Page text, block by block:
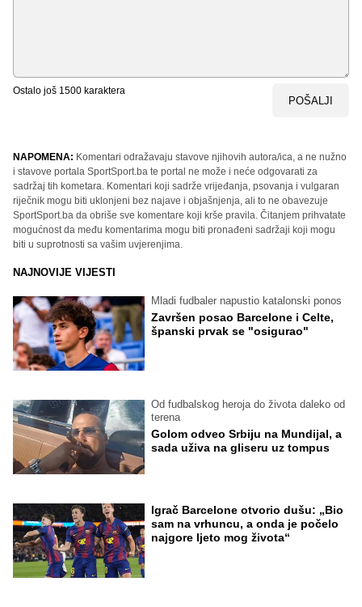
Ostalo još 1500 karaktera
POŠALJI
NAPOMENA: Komentari odražavaju stavove njihovih autora/ica, a ne nužno
i stavove portala SportSport.ba te portal ne može i neće odgovarati za
sadržaj tih kometara. Komentari koji sadrže vrijeđanja, psovanja i vulgaran
riječnik mogu biti uklonjeni bez najave i objašnjenja, ali to ne obavezuje
SportSport.ba da obriše sve komentare koji krše pravila. Čitanjem prihvatate
mogućnost da među komentarima mogu biti pronađeni sadržaji koji mogu
biti u suprotnosti sa vašim uvjerenjima.
NAJNOVIJE VIJESTI
Mladi fudbaler napustio katalonski ponos
Završen posao Barcelone i Celte,
španski prvak se "osigurao"
Od fudbalskog heroja do života daleko od
terena
Golom odveo Srbiju na Mundijal, a
sada uživa na gliseru uz tompus
Igrač Barcelone otvorio dušu: „Bio
sam na vrhuncu, a onda je počelo
najgore ljeto mog života“